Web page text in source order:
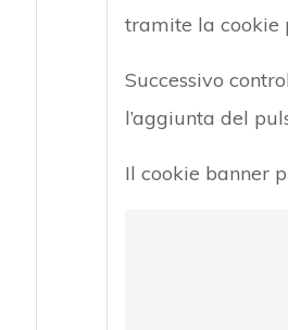
tramite la cookie
Successivo
l’aggiunta del
Il cookie banner